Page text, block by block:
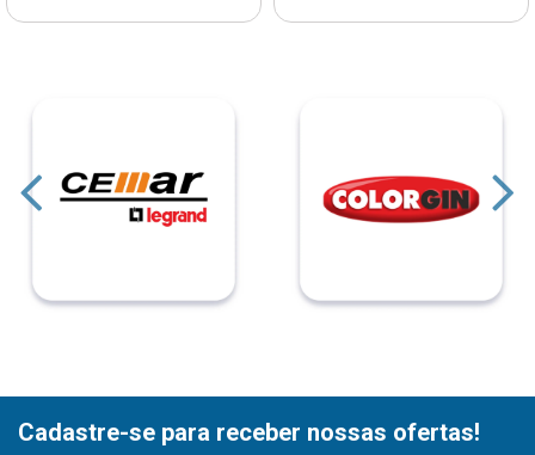
Cadastre-se para receber nossas ofertas!